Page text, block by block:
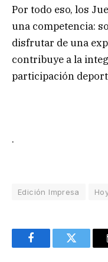
Por todo eso, los
una competencia:
disfrutar de una
contribuye a la
participación
.
Edición Impresa
FacebookTwitter